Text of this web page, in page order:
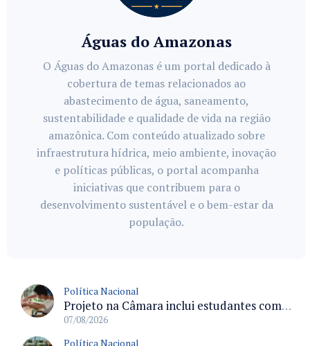
Águas do Amazonas
O Águas do Amazonas é um portal dedicado à
cobertura de temas relacionados ao
abastecimento de água, saneamento,
sustentabilidade e qualidade de vida na região
amazônica. Com conteúdo atualizado sobre
infraestrutura hídrica, meio ambiente, inovação
e políticas públicas, o portal acompanha
iniciativas que contribuem para o
desenvolvimento sustentável e o bem-estar da
população.
Política Nacional
Projeto na Câmara inclui estudantes com deficiência no regime escolar especial da LDB e estabelece critérios para frequência
07/08/2026
Política Nacional